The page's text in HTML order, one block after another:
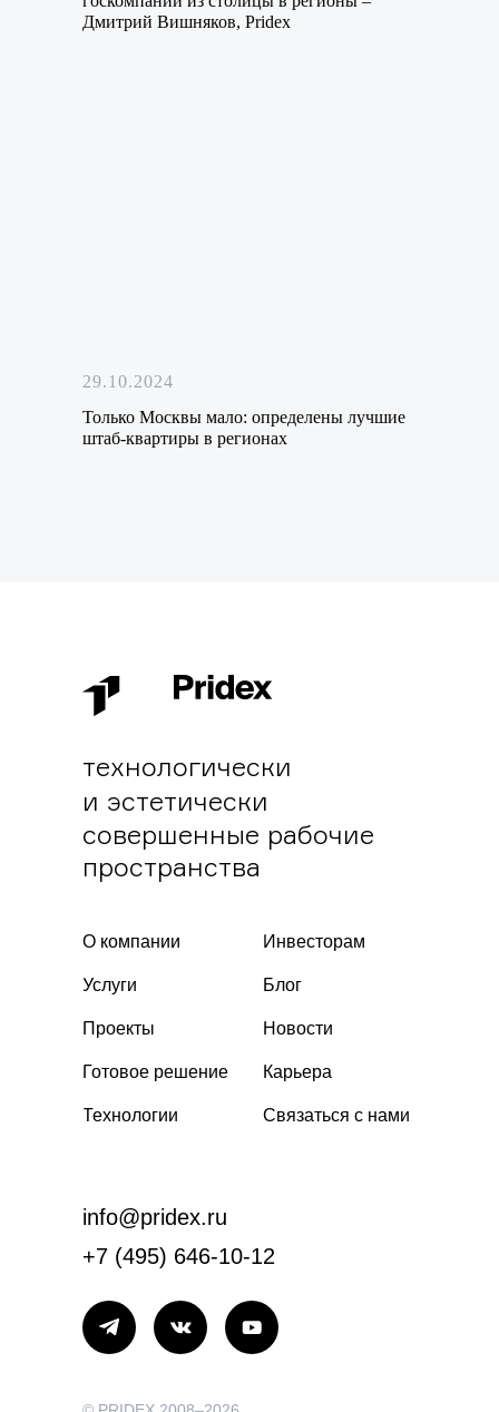
Дмитрий Вишняков, Pridex
29.10.2024
Только Москвы мало: определены лучшие
штаб-квартиры в регионах
+7 (495) 646-10-12
info@pridex.ru
технологически
и эстетически
совершенные рабочие
пространства
О компании
Технологии
Услуги Блог
Проекты
Карьера
Готовое решение
Связаться с нами
Инвесторам
Новости